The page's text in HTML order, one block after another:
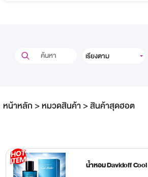
เรียงตาม
หน้าหลัก >หมวดสินค้า>สินค้าสุดฮอต